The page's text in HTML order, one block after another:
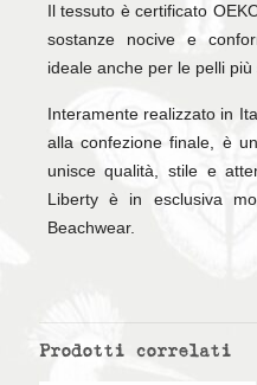
Il tessuto è certificato
sostanze nocive e
ideale anche per le pelli più
Interamente realizzato in
alla confezione finale, è
unisce qualità, stile e
Liberty è in esclusiva
Beachwear.
Prodotti correlati